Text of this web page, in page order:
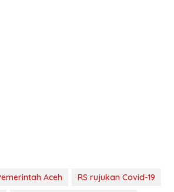
Aceh
RS rujukan Covid-19